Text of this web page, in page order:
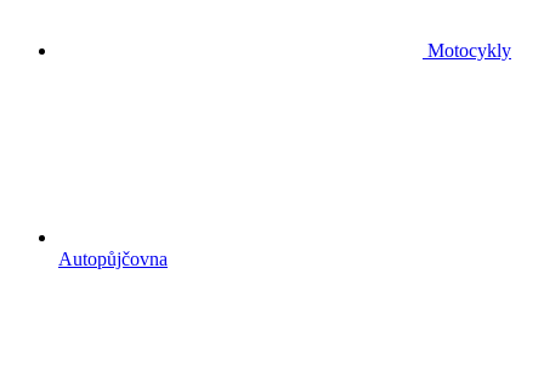
Motocykly
Autopůjčovna